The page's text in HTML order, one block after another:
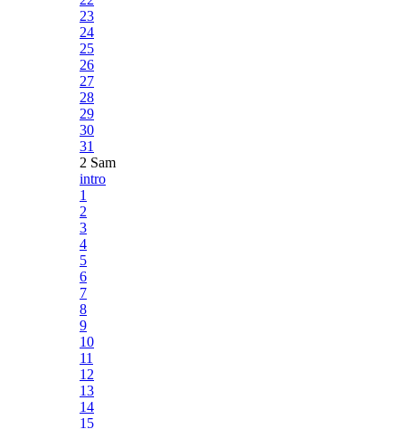
23
24
25
26
27
28
29
30
31
2 Sam
intro
1
2
3
4
5
6
7
8
9
10
11
12
13
14
15